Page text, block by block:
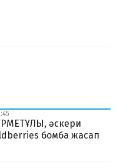
әскери
бомба жасап